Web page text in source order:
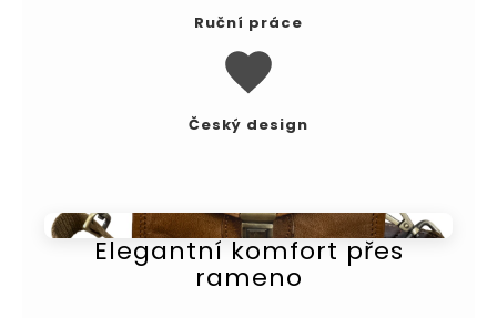
Ruční práce
Český design
Elegantní komfort přes
rameno